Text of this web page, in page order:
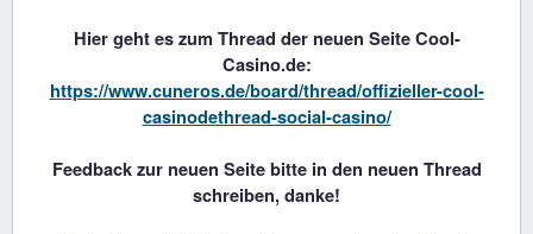
Hier geht es zum Thread der neuen Seite Cool-
Casino.de:
https://www.cuneros.de/board/thread/offizieller-cool-
casinodethread-social-casino/
Feedback zur neuen Seite bitte in den neuen Thread
schreiben, danke!